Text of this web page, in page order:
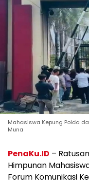
Mahasiswa Kepung Polda
Muna
PenaKu.ID –
Himpunan
Forum Komunikasi